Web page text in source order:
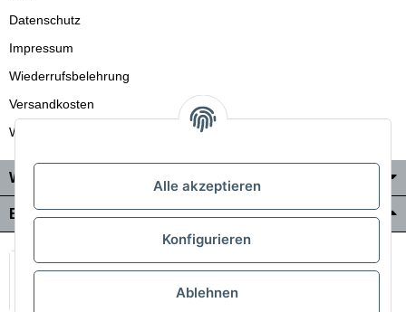
Datenschutz
Impressum
Wiederrufsbelehrung
Versandkosten
Wir liefern auch in die Schweiz
Wo Sie uns finden
Bezahlung & Versand
Alle akzeptieren
Konfigurieren
Ablehnen